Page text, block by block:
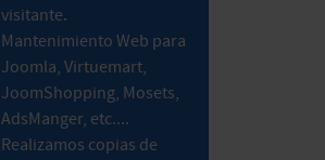
visitante.
Mantenimiento Web para
Joomla, Virtuemart,
JoomShopping, Mosets,
AdsManger, etc....
Realizamos copias de